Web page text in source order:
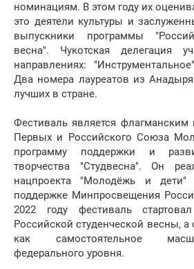
номинациям. В этом году их
это деятели культуры и
выпускники программы
весна". Чукотская делегация
направлениях:
Два номера лауреатов из
лучших в стране.
Фестиваль является
Первых и Российского Союза
программу поддержки и
творчества "Студвесна". Он
нацпроекта "Молодёжь и дети"
поддержке Минпросвещения
2022 году фестиваль
Российской студенческой весны, а
как самостоятельное
федерального уровня.